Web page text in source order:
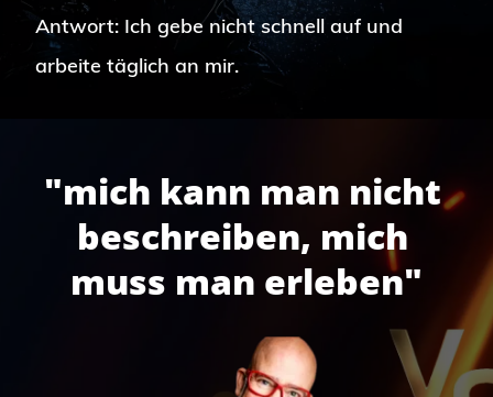
Antwort: Ich gebe nicht schnell auf und
arbeite täglich an mir.
"mich kann man nicht
beschreiben, mich
muss man erleben"